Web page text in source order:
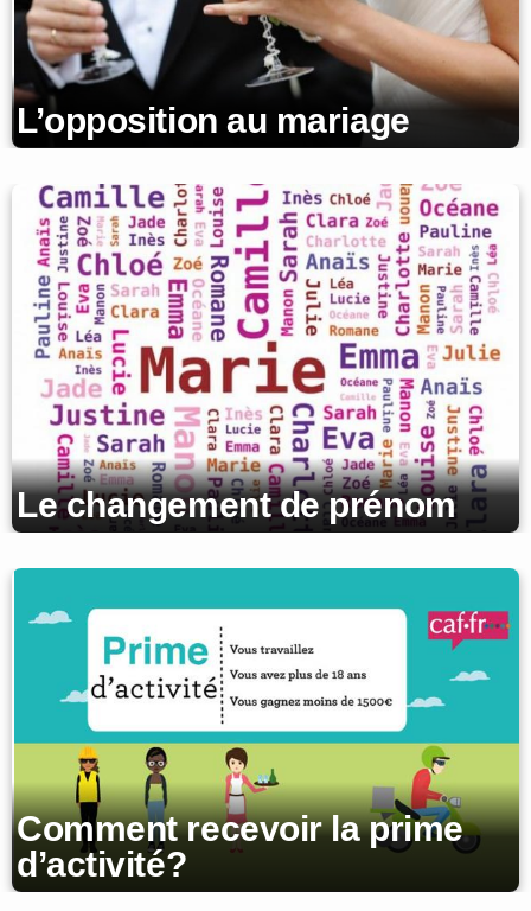
L’opposition au mariage
Le changement de prénom
Comment recevoir la prime
d’activité?